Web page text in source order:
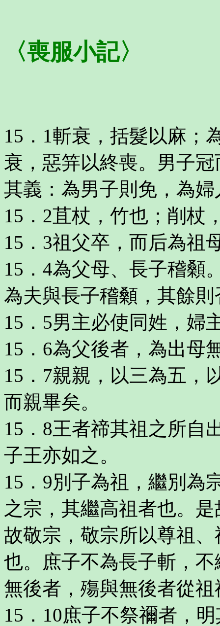
〈喪服小記〉
15．1斬衰，括髮以麻；
衰，惡笄以終喪。男子
其義：為男子則免，為
15．2苴杖，竹也；削杖
15．3祖父卒，而后為祖
15．4為父母、長子稽顙
為夫與長子稽顙，其餘則
15．5男主必使同姓，婦
15．6為父後者，為出母
15．7親親，以三為五，
而親畢矣。
15．8王者禘其祖之所自
子王亦如之。
15．9別子為祖，繼別為
之宗，其繼高祖者也。
故敬宗，敬宗所以尊祖
也。庶子不為長子斬，
無後者，殤與無後者從祖
15．10庶子不祭禰者，